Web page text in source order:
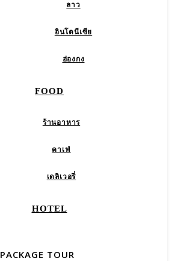
ลาว
อินโดนีเซีย
ฮ่องกง
FOOD
ร้านอาหาร
คาเฟ่
เดลิเวอรี่
HOTEL
PACKAGE TOUR